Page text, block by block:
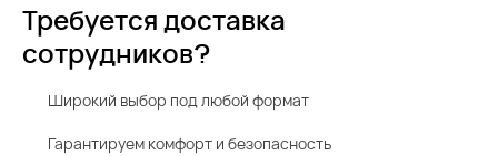
Требуется доставка
сотрудников?
Широкий выбор под любой формат
Гарантируем комфорт и безопасность